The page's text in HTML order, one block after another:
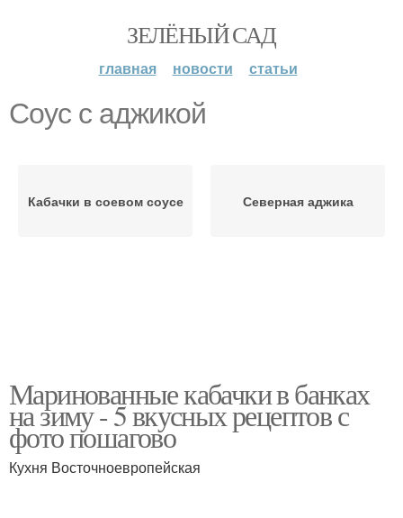
ЗЕЛЁНЫЙ САД
главная новости статьи
Соус с аджикой
Кабачки в соевом соусе Северная аджика
Маринованные кабачки в банках
на зиму - 5 вкусных рецептов с
фото пошагово
Кухня Восточноевропейская